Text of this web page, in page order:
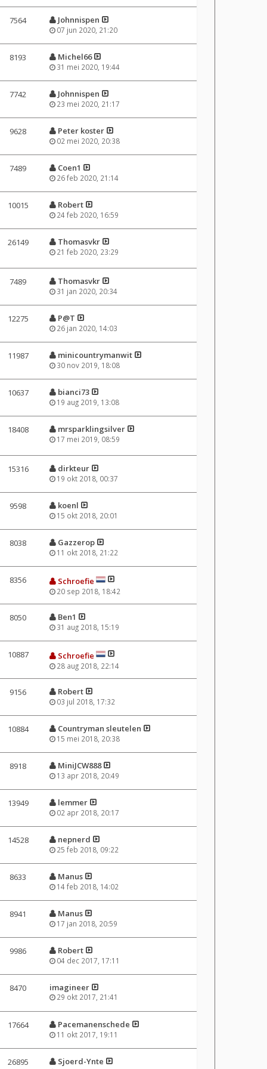
7564 Johnnispen
07 jun 2020, 21:20
8193 Michel66
31 mei 2020, 19:44
7742 Johnnispen
23 mei 2020, 21:17
9628 Peter koster
02 mei 2020, 20:38
7489 Coen1
26 feb 2020, 21:14
10015 Robert
24 feb 2020, 16:59
26149 Thomasvkr
21 feb 2020, 23:29
7489 Thomasvkr
31 jan 2020, 20:34
12275 P@T
26 jan 2020, 14:03
11987 minicountrymanwit
30 nov 2019, 18:08
10637 bianci73
19 aug 2019, 13:08
18408 mrsparklingsilver
17 mei 2019, 08:59
15316 dirkteur
19 okt 2018, 00:37
9598 koenl
15 okt 2018, 20:01
8038 Gazzerop
11 okt 2018, 21:22
8356 Schroefie
20 sep 2018, 18:42
8050 Ben1
31 aug 2018, 15:19
10887 Schroefie
28 aug 2018, 22:14
9156 Robert
03 jul 2018, 17:32
10884 Countryman sleutelen
15 mei 2018, 20:38
8918 MiniJCW888
13 apr 2018, 20:49
13949 lemmer
02 apr 2018, 20:17
14528 nepnerd
25 feb 2018, 09:22
8633 Manus
14 feb 2018, 14:02
8941 Manus
17 jan 2018, 20:59
9986 Robert
04 dec 2017, 17:11
8470 imagineer
29 okt 2017, 21:41
17664 Pacemanenschede
11 okt 2017, 19:11
26895 Sjoerd-Ynte